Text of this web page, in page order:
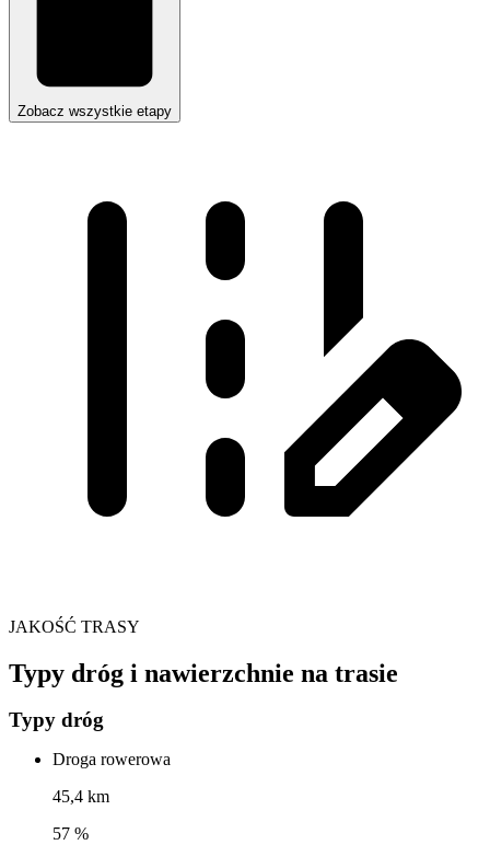
Zobacz wszystkie etapy
JAKOŚĆ TRASY
Typy dróg i nawierzchnie na trasie
Typy dróg
Droga rowerowa
45,4 km
57 %